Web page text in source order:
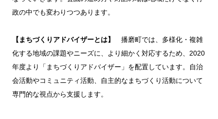
政の中でも変わりつつあります。
【まちづくりアドバイザーとは】
播磨町では、多様化・複雑
化する地域の課題やニーズに、より細かく対応するため、2020
年度より「まちづくりアドバイザー」を配置しています。自治
会活動やコミュニティ活動、自主的なまちづくり活動について
専門的な視点から支援します。